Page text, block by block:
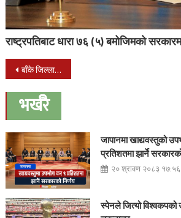
राष्ट्रपतिबाट धारा ७६ (५) बमोजिमको
Post
navigation
बाँके जिल्ला प्रशासन कार्यालयमा यादवका परिवारजन र कार्यकर्ताद्धारा धर्ना र अनशन
भर्खरै
जापानमा खाद्यवस्तुको
प्रतिशतमा झार्ने
२० श्रावण २०८३ १७:५६
स्पेनले जित्यो विश्वकपको